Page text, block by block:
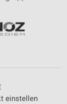
einstellen